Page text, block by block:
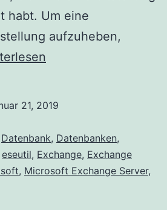
habt. Um eine
aufzuheben,
21, 2019
Datenbank, Datenbanken,
eseutil, Exchange, Exchange
, Microsoft Exchange Server,